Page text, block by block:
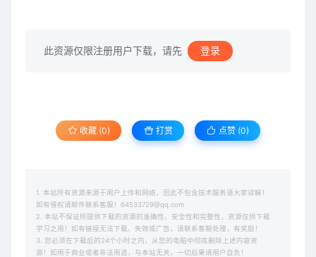
此资源仅限注册用户下载，请先 登录
收藏 (0) 打赏 点赞 (0)
1. 本站所有资源来源于用户上传和网络，因此不包含技术服务请大家谅解！
如有侵权请邮件联系客服！64533729@qq.com
2. 本站不保证所提供下载的资源的准确性、安全性和完整性，资源仅供下载
学习之用！如有链接无法下载、失效或广告，请联系客服处理，有奖励！
3. 您必须在下载后的24个小时之内，从您的电脑中彻底删除上述内容资
源！如用于商业或者非法用途，与本站无关，一切后果请用户自负！